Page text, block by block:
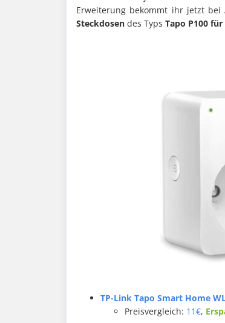
Erweiterung bekommt ihr jetzt bei
Steckdosen des Typs Tapo P100
TP-Link Tapo Smart Home
Preisvergleich: 11€,